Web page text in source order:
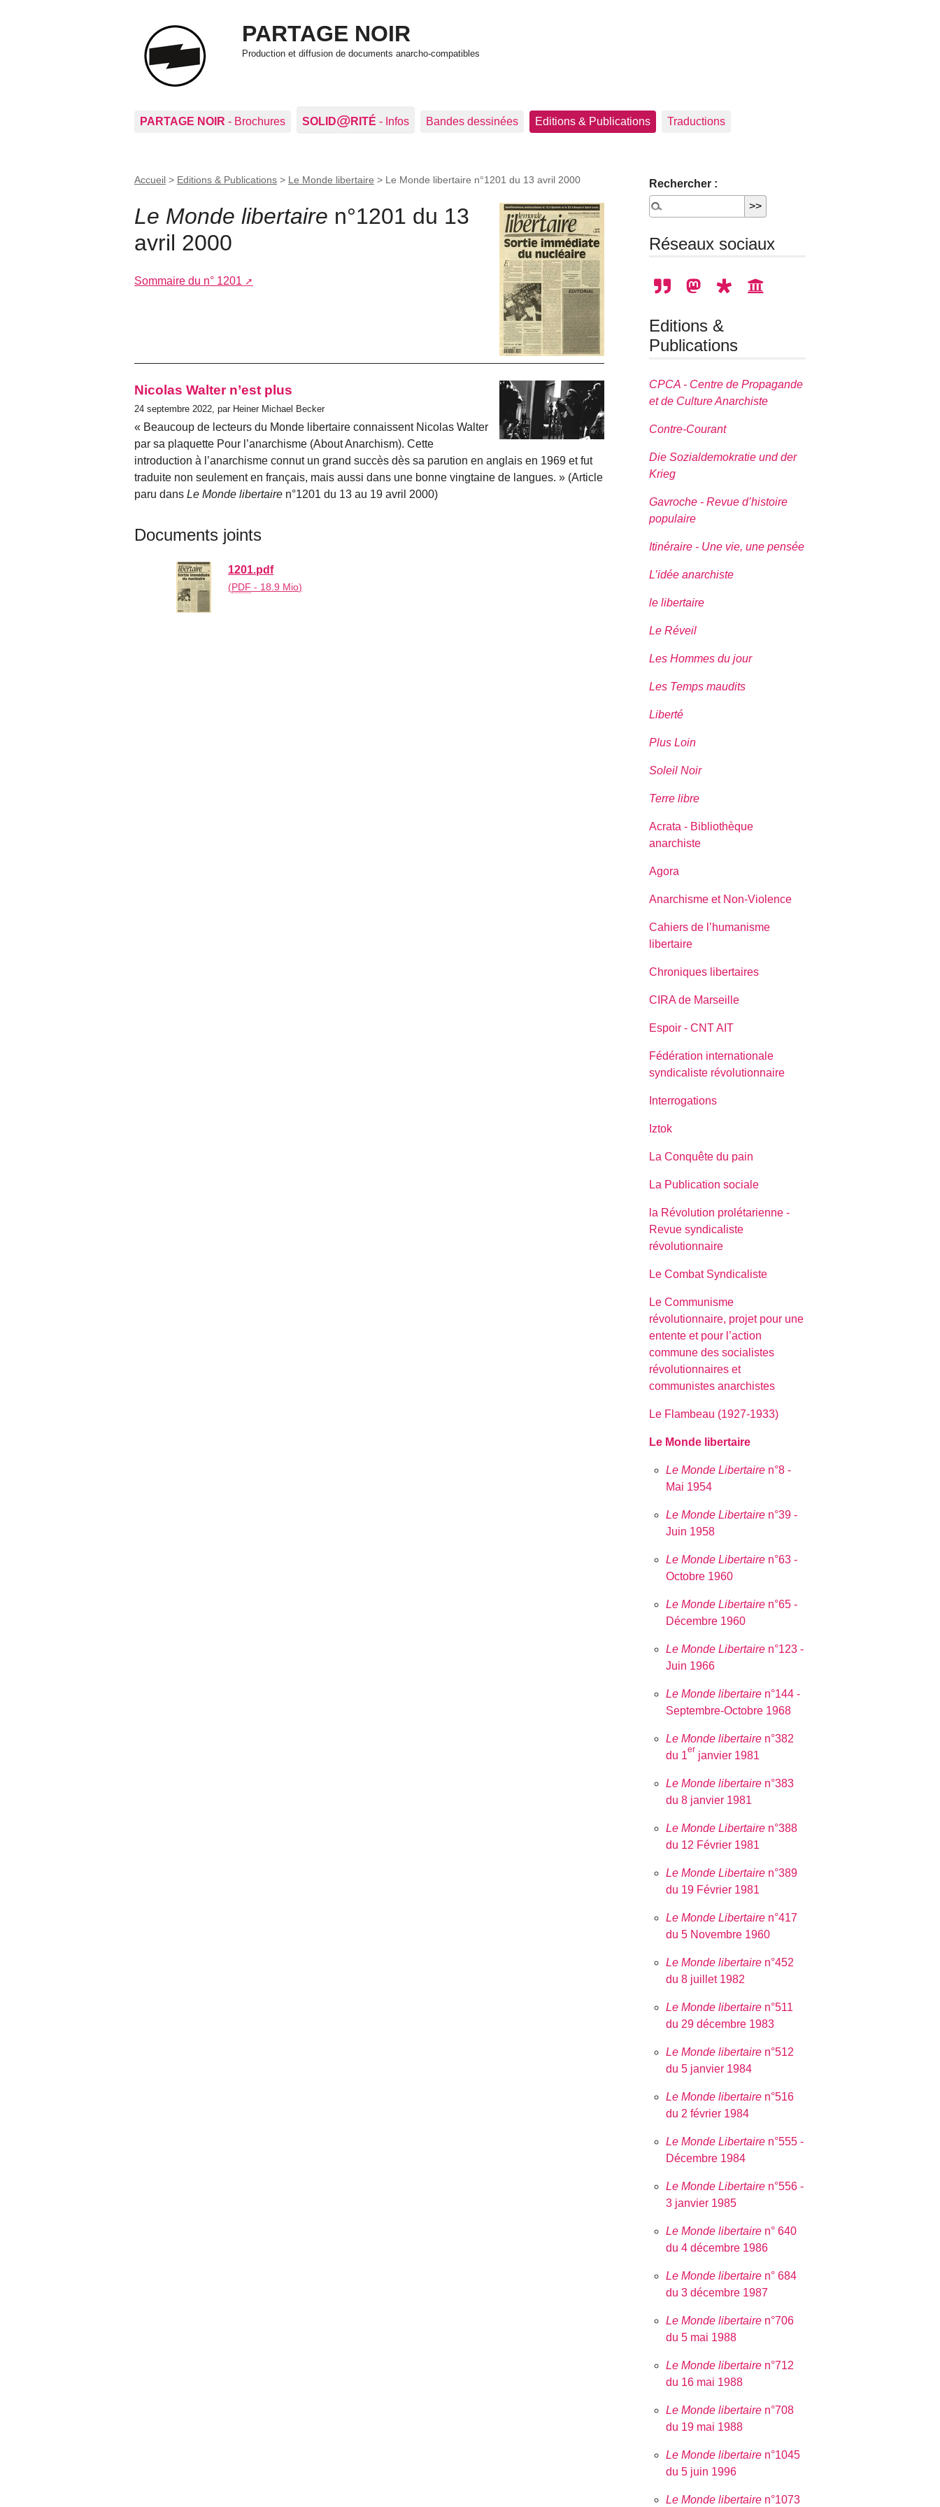
PARTAGE NOIR
Production et diffusion de documents anarcho-compatibles
PARTAGE NOIR - Brochures SOLID@RITÉ - Infos Bandes dessinées Editions & Publications Traductions
Accueil > Editions & Publications > Le Monde libertaire > Le Monde libertaire n°1201 du 13 avril 2000
Le Monde libertaire n°1201 du 13
avril 2000
Sommaire du n° 1201
Nicolas Walter n’est plus
24 septembre 2022, par Heiner Michael Becker
Beaucoup de lecteurs du Monde libertaire connaissent Nicolas Walter
par sa plaquette Pour l’anarchisme (About Anarchism). Cette
introduction à l’anarchisme connut un grand succès dès sa parution en anglais en 1969 et fut
traduite non seulement en français, mais aussi dans une bonne vingtaine de langues.
(Article
paru dans Le Monde libertaire n°1201 du 13 au 19 avril 2000)
Documents joints
1201.pdf
(PDF - 18.9 Mio)
Rechercher :
Réseaux sociaux
Editions &
Publications
CPCA - Centre de Propagande
et de Culture Anarchiste
Contre-Courant
Die Sozialdemokratie und der
Krieg
Gavroche - Revue d’histoire
populaire
Itinéraire - Une vie, une pensée
L’idée anarchiste
le libertaire
Le Réveil
Les Hommes du jour
Les Temps maudits
Liberté
Plus Loin
Soleil Noir
Terre libre
Acrata - Bibliothèque
anarchiste
Agora
Anarchisme et Non-Violence
Cahiers de l’humanisme
libertaire
Chroniques libertaires
CIRA de Marseille
Espoir - CNT AIT
Fédération internationale
syndicaliste révolutionnaire
Interrogations
Iztok
La Conquête du pain
La Publication sociale
la Révolution prolétarienne -
Revue syndicaliste
révolutionnaire
Le Combat Syndicaliste
Le Communisme
révolutionnaire, projet pour une
entente et pour l’action
commune des socialistes
révolutionnaires et
communistes anarchistes
Le Flambeau (1927-1933)
Le Monde libertaire
Le Monde Libertaire n°8 -
Mai 1954
Le Monde Libertaire n°39 -
Juin 1958
Le Monde Libertaire n°63 -
Octobre 1960
Le Monde Libertaire n°65 -
Décembre 1960
Le Monde Libertaire n°123 -
Juin 1966
Le Monde libertaire n°144 -
Septembre-Octobre 1968
Le Monde libertaire n°382
du 1
er
janvier 1981
Le Monde libertaire n°383
du 8 janvier 1981
Le Monde Libertaire n°388
du 12 Février 1981
Le Monde Libertaire n°389
du 19 Février 1981
Le Monde Libertaire n°417
du 5 Novembre 1960
Le Monde libertaire n°452
du 8 juillet 1982
Le Monde libertaire n°511
du 29 décembre 1983
Le Monde libertaire n°512
du 5 janvier 1984
Le Monde libertaire n°516
du 2 février 1984
Le Monde Libertaire n°555 -
Décembre 1984
Le Monde Libertaire n°556 -
3 janvier 1985
Le Monde libertaire n° 640
du 4 décembre 1986
Le Monde libertaire n° 684
du 3 décembre 1987
Le Monde libertaire n°706
du 5 mai 1988
Le Monde libertaire n°712
du 16 mai 1988
Le Monde libertaire n°708
du 19 mai 1988
Le Monde libertaire n°1045
du 5 juin 1996
Le Monde libertaire n°1073